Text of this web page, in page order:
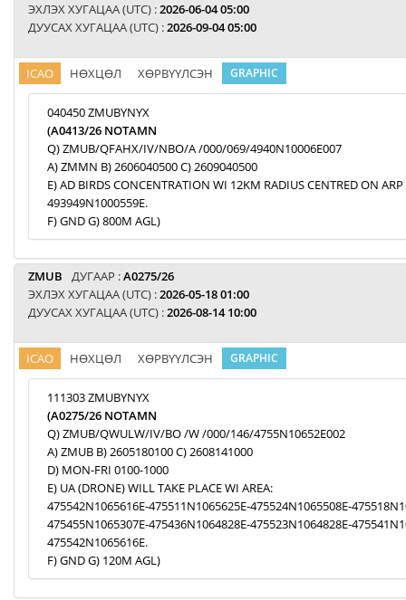
ЭХЛЭХ ХУГАЦАА (UTC) :2026-06-04 05:00
ДУУСАХ ХУГАЦАА (UTC) :2026-09-04 05:00
ICAO НӨХЦӨЛ ХӨРВҮҮЛСЭН GRAPHIC
040450 ZMUBYNYX
(A0413/26 NOTAMN
Q) ZMUB/QFAHX/IV/NBO/A /000/069/4940N10006E007
A) ZMMN B) 2606040500 C) 2609040500
E) AD BIRDS CONCENTRATION WI 12KM RADIUS CENTRED ON ARP
493949N1000559E.
F) GND G) 800M AGL)
ZMUB ДУГААР :A0275/26
ЭХЛЭХ ХУГАЦАА (UTC) :2026-05-18 01:00
ДУУСАХ ХУГАЦАА (UTC) :2026-08-14 10:00
ICAO НӨХЦӨЛ ХӨРВҮҮЛСЭН GRAPHIC
111303 ZMUBYNYX
(A0275/26 NOTAMN
Q) ZMUB/QWULW/IV/BO /W /000/146/4755N10652E002
A) ZMUB B) 2605180100 C) 2608141000
D) MON-FRI 0100-1000
E) UA (DRONE) WILL TAKE PLACE WI AREA:
475542N1065616E-475511N1065625E-475524N1065508E-
475455N1065307E-475436N1064828E-475523N1064828E-
475542N1065616E.
F) GND G) 120M AGL)